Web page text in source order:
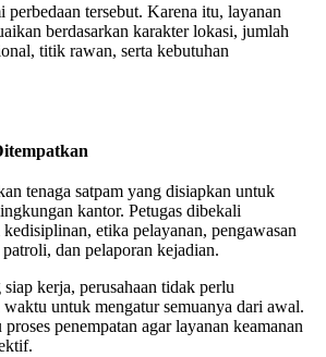
tersebut. Karena itu, layanan
berdasarkan karakter lokasi, jumlah
titik rawan, serta kebutuhan
tenaga satpam yang disiapkan untuk
kantor. Petugas dibekali
etika pelayanan, pengawasan
dan pelaporan kejadian.
kerja, perusahaan tidak perlu
untuk mengatur semuanya dari awal.
penempatan agar layanan keamanan